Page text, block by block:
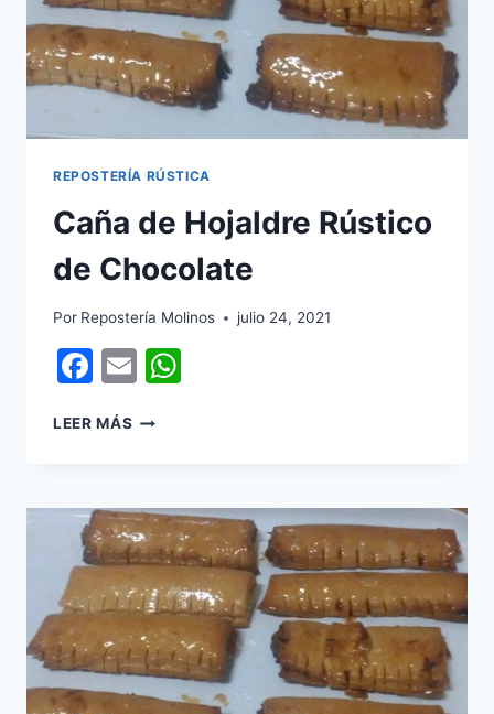
REPOSTERÍA RÚSTICA
Caña de Hojaldre Rústico
de Chocolate
Por Repostería Molinos julio 24, 2021
Facebook
Email
LEER MÁS CAÑA
DE
CHOCOLATE